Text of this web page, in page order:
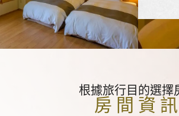
根據旅行目的選擇
房間資訊